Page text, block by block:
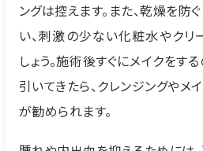
ングは控えます。また、乾燥を防
い、刺激の少ない化粧水やクリ
しょう。施術後すぐにメイクをす
引いてきたら、クレンジングやメ
が勧められます。